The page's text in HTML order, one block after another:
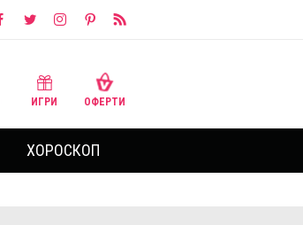
ИГРИ ОФЕРТИ
ХОРОСКОП